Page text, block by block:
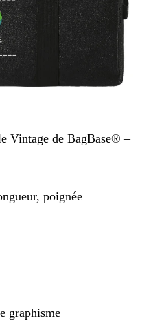
Vintage de BagBase® –
poignée
graphisme